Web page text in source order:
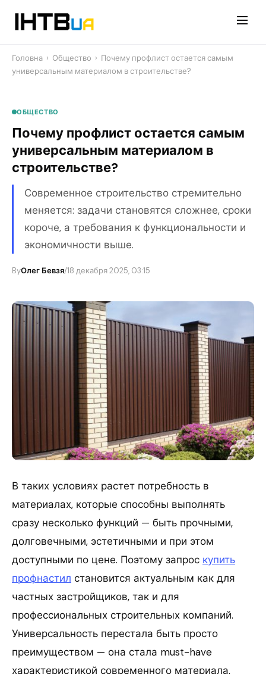
Головна › Общество › Почему профлист остается самым
универсальным материалом в строительстве?
ОБЩЕСТВО
Почему профлист остается самым
универсальным материалом в
строительстве?
Современное строительство стремительно
меняется: задачи становятся сложнее, сроки
короче, а требования к функциональности и
экономичности выше.
ByОлег Бевзя/18 декабря 2025, 03:15
В таких условиях растет потребность в
материалах, которые способны выполнять
сразу несколько функций — быть прочными,
долговечными, эстетичными и при этом
доступными по цене. Поэтому запрос купить
профнастил становится актуальным как для
частных застройщиков, так и для
профессиональных строительных компаний.
Универсальность перестала быть просто
преимуществом — она стала must-have
характеристикой современного материала,